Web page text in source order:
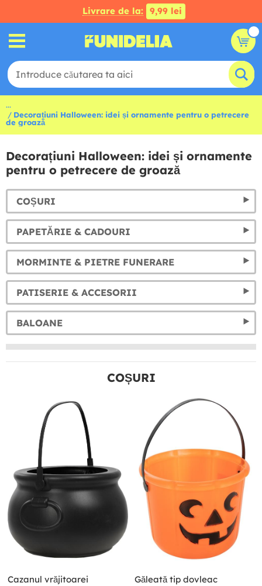
Livrare de la: 9,99 lei
...
Decorațiuni Halloween: idei și ornamente pentru o petrecere
de groază
Decorațiuni Halloween: idei și ornamente
pentru o petrecere de groază
COȘURI
PAPETĂRIE & CADOURI
MORMINTE & PIETRE FUNERARE
PATISERIE & ACCESORII
BALOANE
COȘURI
Cazanul vrăjitoarei Găleată tip dovleac